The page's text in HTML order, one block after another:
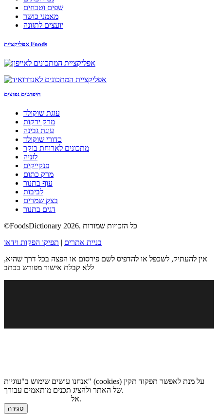
שפים וטבחים
מאמני כושר
יועצים לתזונה
אפליקציית Foods
חיפושים נפוצים
עוגת שוקולד
מרק ירקות
עוגת גבינה
כדורי שוקולד
מתכונים לארוחת בוקר
לזניה
פנקייקים
מרק כתום
עוף בתנור
לביבות
בצק שמרים
דגים בתנור
©FoodsDictionary 2026, כל הזכויות שמורות
בניית אתרים
תפיקו הפקות וידאו
אין להעתיק, לשכפל או להדפיס לשם פירסום או הפצה בכל דרך שהיא,
ללא קבלת אישור מפורש בכתב
אנחנו עושים שימוש ב"עוגיות" (cookies) על מנת לאפשר תפקוד תקין
של האתר ולהציג תכנים מותאמים עבורך.
אל.
סגירה